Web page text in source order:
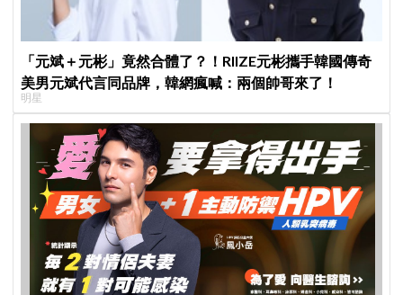
「元斌＋元彬」竟然合體了？！RIIZE元彬攜手韓國傳奇
美男元斌代言同品牌，韓網瘋喊：兩個帥哥來了！
明星